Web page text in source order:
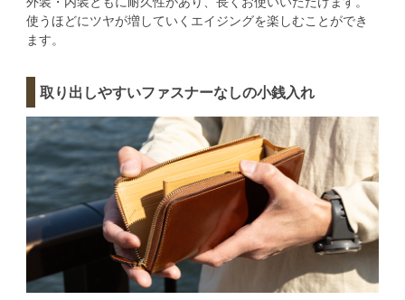
使うほどにツヤが増していくエイジングを楽しむことができ
ます。
取り出しやすいファスナーなしの小銭入れ